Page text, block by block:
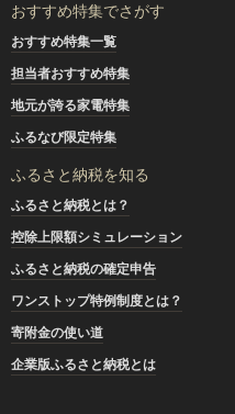
おすすめ特集でさがす
おすすめ特集一覧
担当者おすすめ特集
地元が誇る家電特集
ふるなび限定特集
ふるさと納税を知る
ふるさと納税とは？
控除上限額シミュレーション
ふるさと納税の確定申告
ワンストップ特例制度とは？
寄附金の使い道
企業版ふるさと納税とは